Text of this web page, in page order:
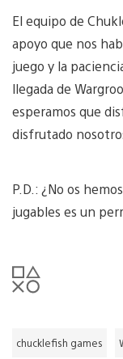
El equipo de
apoyo que nos
juego y la
llegada de
esperamos que
disfrutado
P.D.: ¿No os
jugables es un
chucklefish games